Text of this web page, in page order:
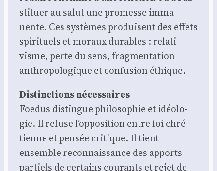
sti­tuer au salut une pro­messe imma­
nente. Ces sys­tèmes pro­duisent des effets
spi­ri­tuels et moraux durables : rela­ti­
visme, perte du sens, frag­men­ta­tion
anthro­po­lo­gique et confu­sion éthique.
Dis­tinc­tions néces­saires
Foe­dus dis­tingue phi­lo­so­phie et idéo­lo­
gie. Il refuse l’opposition entre foi chré­
tienne et pen­sée cri­tique. Il tient
ensemble recon­nais­sance des apports
par­tiels de cer­tains cou­rants et rejet de